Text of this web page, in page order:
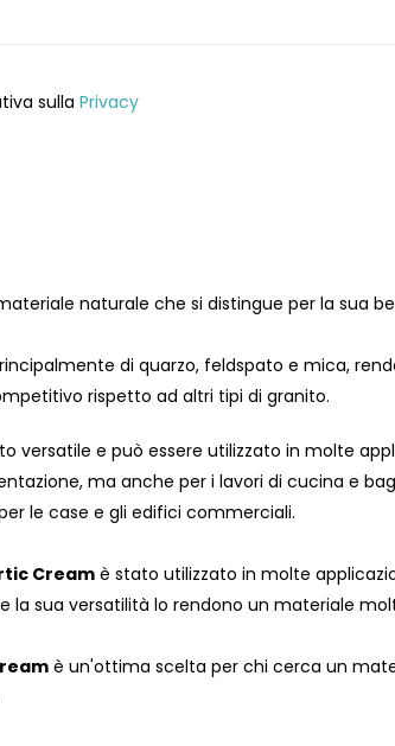
sulla Privacy
naturale che si distingue per la sua
di quarzo, feldspato e mica,
rispetto ad altri tipi di granito.
versatile e può essere utilizzato in molte
ma anche per i lavori di cucina e
le case e gli edifici commerciali.
Cream è stato utilizzato in molte
la sua versatilità lo rendono un materiale
è un'ottima scelta per chi cerca un